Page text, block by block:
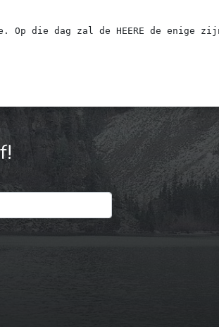
Op die dag zal de HEERE de enige